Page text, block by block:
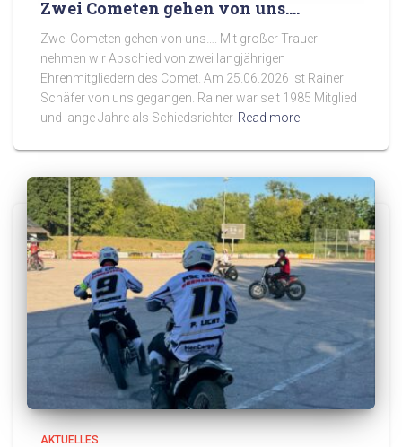
Zwei Cometen gehen von uns….
Zwei Cometen gehen von uns…. Mit großer Trauer
nehmen wir Abschied von zwei langjährigen
Ehrenmitgliedern des Comet. Am 25.06.2026 ist Rainer
Schäfer von uns gegangen. Rainer war seit 1985 Mitglied
und lange Jahre als Schiedsrichter Read more
AKTUELLES